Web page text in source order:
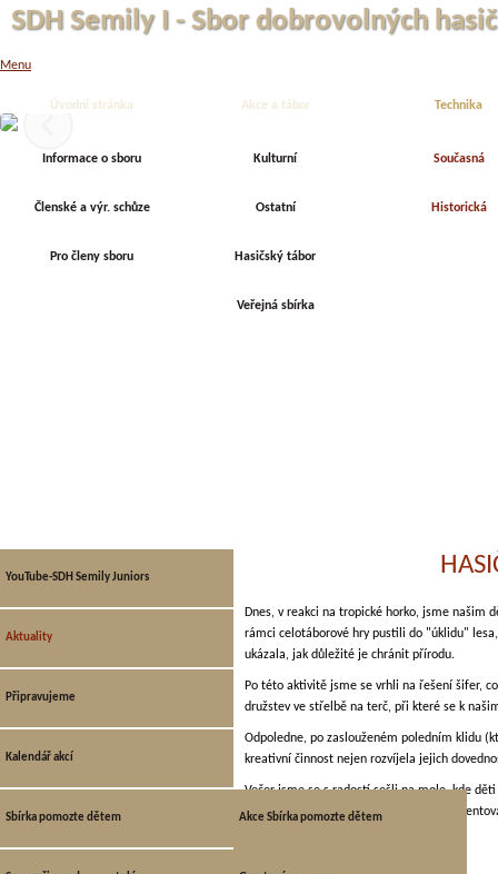
Menu
Úvodní stránka
Informace o sboru
Členské a výr. schůze
Pro členy sboru
Akce a tábor
Kulturní
Ostatní
Hasičský tábor
Veřejná sbírka
Technika
Současná
Historická
SDH Semily I - Sbor dobrovolných
Dnes, v reakci na tropické horko, jsme našim
rámci celotáborové hry pustili do "úklidu"
ukázala, jak důležité je chránit přírodu.
Po této aktivitě jsme se vrhli na řešení šifer,
družstev ve střelbě na terč, při které se k
Odpoledne, po zaslouženém poledním klidu
kreativní činnost nejen rozvíjela jejich
Večer jsme se s radostí sešli na mole, kde
smyslu pro humor, a ukázala, jak moc
YouTube-SDH Semily Juniors
Aktuality
Připravujeme
Kalendář akcí
Sbírka pomozte dětem Akce Sbírka pomozte dětem